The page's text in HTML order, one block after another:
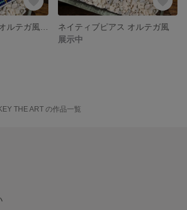
ネイティブピアス オルテガ風
展示中
THE ART の作品一覧